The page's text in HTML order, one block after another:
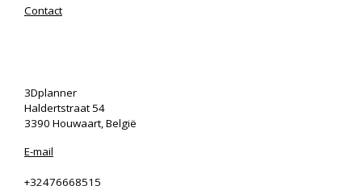
Contact
3Dplanner
Haldertstraat 54
3390 Houwaart, België
E-mail
+32476668515